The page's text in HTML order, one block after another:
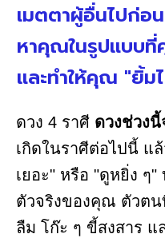
เมตตาผู้อื่นไปก่อ
หาคุณในรูปแบบ
และทำให้คุณ "ยิ้ม
ดวง 4 ราศี ดวงช่วง
เกิดในราศีต่อไปนี้ แ
เยอะ" หรือ "ดูหยิ่ง ๆ"
ตัวจริงของคุณ ตัวต
ลืม โก๊ะ ๆ ขี้สงสาร